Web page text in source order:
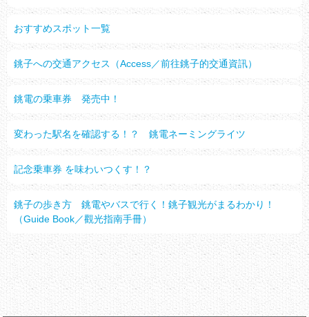
おすすめスポット一覧
銚子への交通アクセス（Access／前往銚子的交通資訊）
銚電の乗車券 発売中！
変わった駅名を確認する！？ 銚電ネーミングライツ
記念乗車券 を味わいつくす！？
銚子の歩き方 銚電やバスで行く！銚子観光がまるわかり！
（Guide Book／觀光指南手冊）